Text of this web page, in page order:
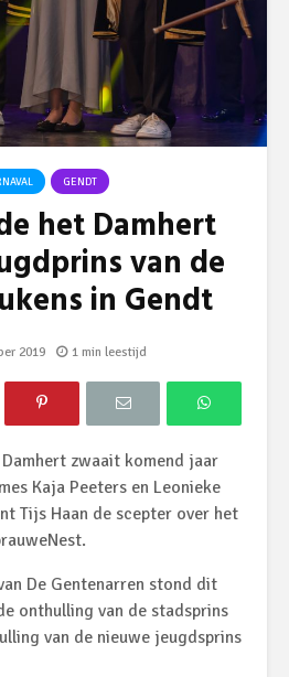
GENDT
het Damhert
van de
in Gendt
2019 1 min leestijd
zwaait komend jaar
Kaja Peeters en Leonieke
Tijs Haan de scepter over het
De Gentenarren stond dit
onthulling van de stadsprins
van de nieuwe jeugdsprins